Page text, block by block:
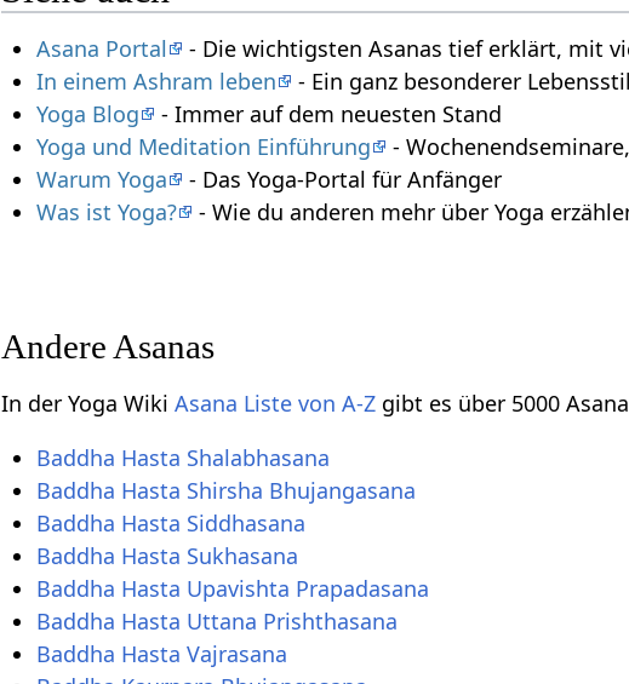
Asana Portal
- Die wichtigsten Asanas tief erklärt, mit
In einem Ashram leben
- Ein ganz besonderer Lebensstil
Yoga Blog
- Immer auf dem neuesten Stand
Yoga und Meditation Einführung
-
Warum Yoga
- Das Yoga-Portal für Anfänger
Was ist Yoga?
- Wie du anderen mehr über Yoga
Andere Asanas
In der Yoga WikiAsana Liste von A-Z gibt es über 5000
Baddha Hasta Shalabhasana
Baddha Hasta Shirsha Bhujangasana
Baddha Hasta Siddhasana
Baddha Hasta Sukhasana
Baddha Hasta Upavishta Prapadasana
Baddha Hasta Uttana Prishthasana
Baddha Hasta Vajrasana